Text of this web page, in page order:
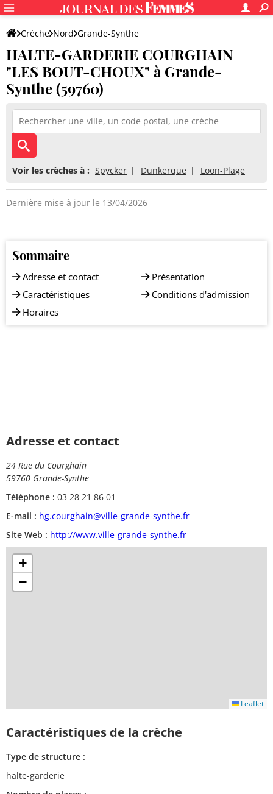
Crèche Nord Grande-Synthe
HALTE-GARDERIE COURGHAIN "LES BOUT-CHOUX"
HALTE-GARDERIE COURGHAIN
"LES BOUT-CHOUX" à Grande-
Synthe (59760)
Voir les crèches à : Spycker Dunkerque Loon-Plage
Dernière mise à jour le 13/04/2026
Sommaire
Adresse et contact
Caractéristiques
Horaires
Présentation
Conditions d'admission
Adresse et contact
24 Rue du Courghain
59760 Grande-Synthe
Téléphone : 03 28 21 86 01
E-mail : hg.courghain@ville-grande-synthe.fr
Site Web : http://www.ville-grande-synthe.fr
+
−
Leaflet
Caractéristiques de la crèche
Type de structure :
halte-garderie